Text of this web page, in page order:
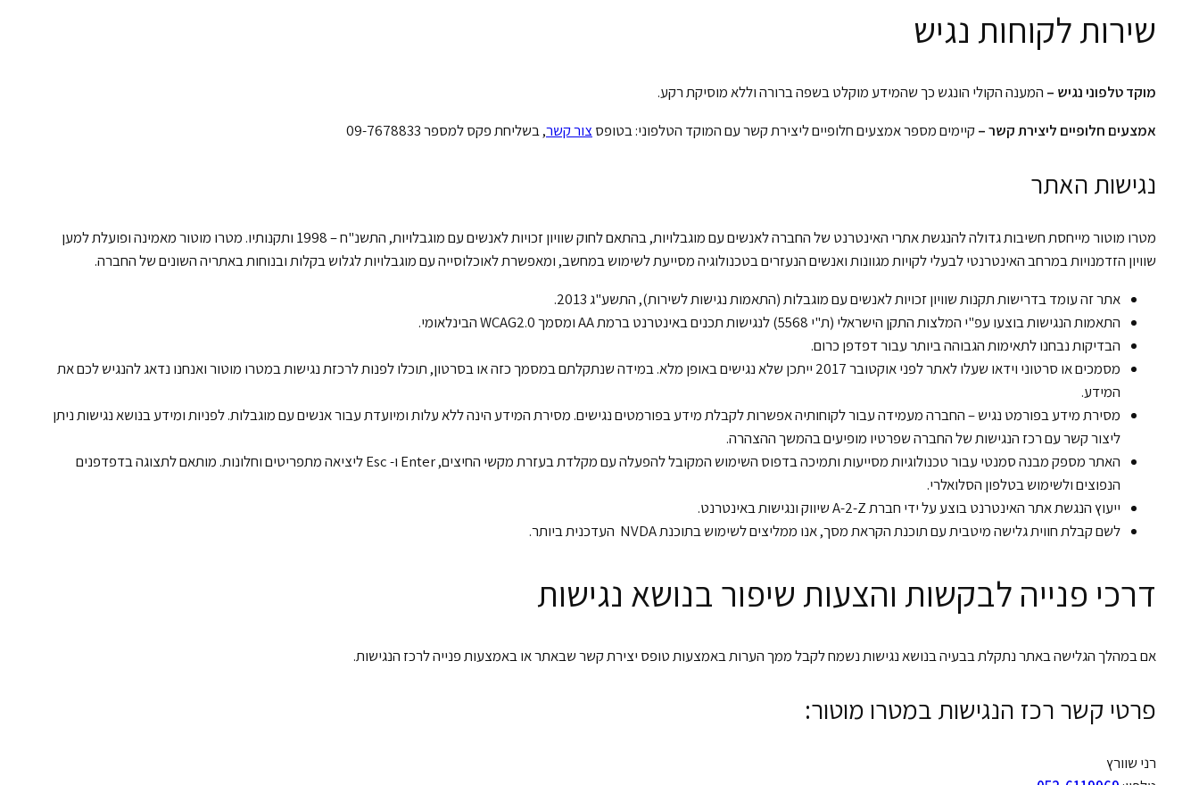
שירות לקוחות נגיש
מוקד טלפוני נגיש – המענה הקולי הונגש כך שהמידע מוקלט בשפה ברורה וללא מוסיקת רקע.
אמצעים חלופיים ליצירת קשר –קיימים מספר אמצעים חלופיים ליצירת קשר עם המוקד הטלפוני: בטופס צור קשר, בשליחת פקס למספר 09-7678833
נגישות האתר
מטרו מוטור מייחסת חשיבות גדולה להנגשת אתרי האינטרנט של החברה לאנשים עם מוגבלויות, בהתאם לחוק שוויון זכויות לאנשים עם מוגבלויות, התשנ"ח – 1998 ותקנותיו. מטרו מוטור מאמינה ופועלת למען
שוויון הזדמנויות במרחב האינטרנטי לבעלי לקויות מגוונות ואנשים הנעזרים בטכנולוגיה מסייעת לשימוש במחשב, ומאפשרת לאוכלוסייה עם מוגבלויות לגלוש בקלות ובנוחות באתריה השונים של החברה.
אתר זה עומד בדרישות תקנות שוויון זכויות לאנשים עם מוגבלות (התאמות נגישות לשירות), התשע"ג 2013.
התאמות הנגישות בוצעו עפ"י המלצות התקן הישראלי (ת"י 5568) לנגישות תכנים באינטרנט ברמת AA ומסמך WCAG2.0 הבינלאומי.
הבדיקות נבחנו לתאימות הגבוהה ביותר עבור דפדפן כרום.
מסמכים או סרטוני וידאו שעלו לאתר לפני אוקטובר 2017 ייתכן שלא נגישים באופן מלא. במידה שנתקלתם במסמך כזה או בסרטון, תוכלו לפנות לרכזת נגישות במטרו מוטור ואנחנו נדאג להנגיש לכם את
המידע.
מסירת מידע בפורמט נגיש – החברה מעמידה עבור לקוחותיה אפשרות לקבלת מידע בפורמטים נגישים. מסירת המידע הינה ללא עלות ומיועדת עבור אנשים עם מוגבלות. לפניותומידע בנושא נגישות ניתן
ליצור קשר עם רכז הנגישות של החברה שפרטיו מופיעים בהמשך ההצהרה.
האתר מספק מבנה סמנטי עבור טכנולוגיות מסייעות ותמיכה בדפוס השימוש המקובל להפעלה עם מקלדת בעזרת מקשי החיצים, Enter ו- Esc ליציאה מתפריטים וחלונות. מותאם לתצוגה בדפדפנים
הנפוצים ולשימוש בטלפון הסלואלרי.
ייעוץ הנגשת אתר האינטרנט בוצע על ידי חברת A-2-Z שיווק ונגישות באינטרנט.
לשם קבלת חווית גלישה מיטבית עם תוכנת הקראת מסך, אנו ממליצים לשימוש בתוכנת NVDA העדכנית ביותר.
דרכי פנייה לבקשות והצעות שיפור בנושא נגישות
אם במהלך הגלישה באתר נתקלת בבעיה בנושא נגישות נשמח לקבל ממך הערות באמצעות טופס יצירת קשר שבאתר או באמצעות פנייה לרכז הנגישות.
פרטי קשר רכז הנגישות במטרו מוטור:
רני שוורץ